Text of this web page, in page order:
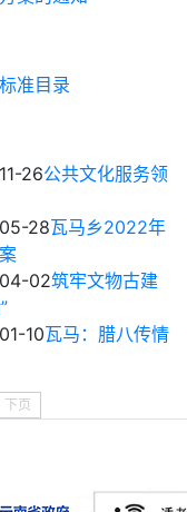
准目录
26公共文化服务领
28瓦马乡2022年
02筑牢文物古建
10瓦马：腊八传情
下页